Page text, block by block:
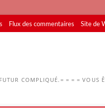
Flux des commentaires Site de
COMPLIQUÉ.= = = = VOUS